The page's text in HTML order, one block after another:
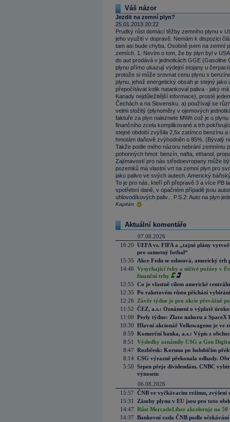
Váš názor
Jezdit na zemní plyn?
25.01.2013 20:22
Prudký růst domácí těžby zemního plynu v
jeho využití v dopravě. Nemám k dispozici
tam asi bude chyba. Osobně jsem na zemní
zemích. 1. Nevím o tom, že by plyn byl v
do aut prodává v jednotkách GGE
plynu přímo ukazují výdejní stojany u
protože si může srovnat cenu plynu s
plynu, jehož energetický obsah je stejný
přepočítávat kolik natankoval paliva - jaký
Kanady nejdůležitější informace), prostě
Čechách a na Slovensku. a) používají se
velmi složitý (plynoměry v ojemových
faktuře za plyn naleznete MWh což je u
finančního zcela komplikované a trh
stejné období zvýšila 2,5x zatímco benzínu
hmotám daňově zvýhodněn o 85%. (Bývalý
Takže podle mého názoru nebrání zemnímu
pohonných hmot: benzín, nafta, ethanol,
Zajímavostí pro nás středoevropany může
pozemků má vlastní vrt na zemní plyn pro
jako palivo ve svých autech. Americký
To je pro nás, kteří při přepravě 3 a více PB
spotřební daně, v opačném případě jsou
uhlovodíkových paliv... P.S.2: Auto na plyn
Kapitán
Aktuální komentáře
07.08.2026
16:20 UEFA vs. FIFA a „tajné plány
pro samotný fotbal“
15:35
Akce Fedu se odsouvá, americký
14:46 Vysychající řeky a ničivé požáry v
finanční trhy
12:55 Co je vlastně cílem americké
12:35 Po raketovém růstu přichází
12:26
Závěr týdne je pro akcie převážně
11:52 ČEZ, a.s.: Oznámení o výplatě
11:00 Perly týdne: Zlato nahoru a SpaceX
10:30 Hlavní akcionář Volkswagenu je ve
8:59 Komerční banka, a.s.: Výpis z
8:51
Výsledky oznámily CSG a Gen
8:47 Rozbřesk: Koruna po holubičím
8:14 CSG výrazně překonala odhady.
5:50 Srpen přeje dividendám. CNBC
výnosem
06.08.2026
15:57 ČNB ve vyčkávacím režimu, zvýšení
15:31
Zásoby plynu v EU jsou pro toto
14:47 Růst MercadoLibre akceleruje na
14:37 Bankovní rada ČNB podle